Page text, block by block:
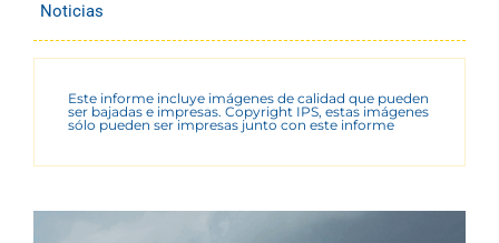
Noticias
Este informe incluye imágenes de calidad que pueden
ser bajadas e impresas. Copyright IPS, estas imágenes
sólo pueden ser impresas junto con este informe